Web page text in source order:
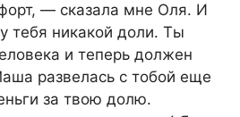
— сказала мне Оля. И
тебя никакой доли. Ты
и теперь должен
развелась с тобой еще
за твою долю.